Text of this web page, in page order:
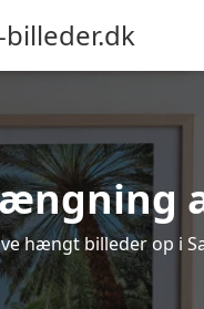
hængt billeder op i